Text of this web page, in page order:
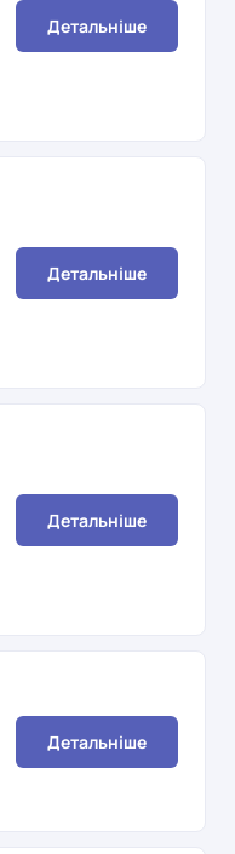
Детальніше
Детальніше
Детальніше
Детальніше